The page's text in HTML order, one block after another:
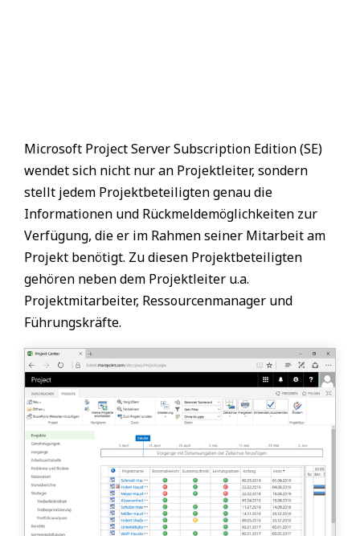
Microsoft Project Server Subscription Edition (SE)
wendet sich nicht nur an Projektleiter, sondern
stellt jedem Projektbeteiligten genau die
Informationen und Rückmeldemöglichkeiten zur
Verfügung, die er im Rahmen seiner Mitarbeit am
Projekt benötigt. Zu diesen Projektbeteiligten
gehören neben dem Projektleiter u.a.
Projektmitarbeiter, Ressourcenmanager und
Führungskräfte.